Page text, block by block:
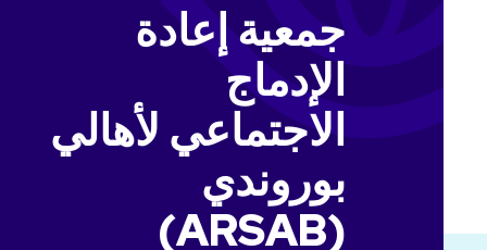
جمعية إعادة
الإدماج
الاجتماعي لأهالي
بوروندي
(ARSAB)